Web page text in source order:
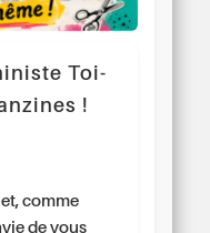
Toi-
!
comme
de vous